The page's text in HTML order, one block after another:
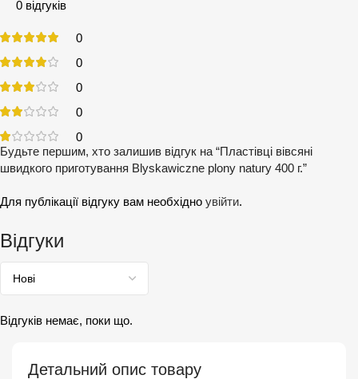
Детальний опис товару
0 відгуків
0
0
0
0
0
Відгуки
Відгуків немає, поки що.
Будьте першим, хто залишив відгук на “Пластівці вівсяні
швидкого приготування Blyskawiczne plony natury 400 г.”
Для публікації відгуку вам необхідно увійти.